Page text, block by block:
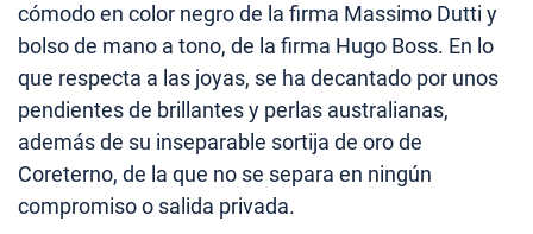
cómodo en color negro de la firma Massimo Dutti y
bolso de mano a tono, de la firma Hugo Boss. En lo
que respecta a las joyas, se ha decantado por unos
pendientes de brillantes y perlas australianas,
además de su inseparable sortija de oro de
Coreterno, de la que no se separa en ningún
compromiso o salida privada.